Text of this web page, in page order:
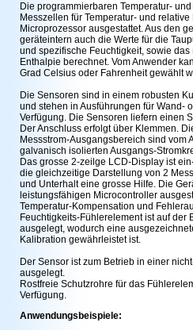
Die programmierbaren Temperatur-
Messzellen für Temperatur- und
Microprozessor ausgestattet. Aus den
geräteintern auch die Werte für die
und spezifische Feuchtigkeit, sowie
Enthalpie berechnet. Vom Anwender
Grad Celsius oder Fahrenheit gewählt
Die Sensoren sind in einem robusten
und stehen in Ausführungen für Wand-
Verfügung. Die Sensoren liefern einen
Der Anschluss erfolgt über Klemmen.
Messstrom-Ausgangsbereich sind vom
galvanisch isolierten Ausgangs-
Das grosse 2-zeilge LCD-Display ist
die gleichzeitige Darstellung von 2
und Unterhalt eine grosse Hilfe. Die
leistungsfähigen Microcontroller
Temperatur-Kompensation und
Feuchtigkeits-Fühlerelement ist auf der
ausgelegt, wodurch eine
Kalibration gewährleistet ist.
Der Sensor ist zum Betrieb in einer
ausgelegt.
Rostfreie Schutzrohre für das
Verfügung.
Anwendungsbeispiele: